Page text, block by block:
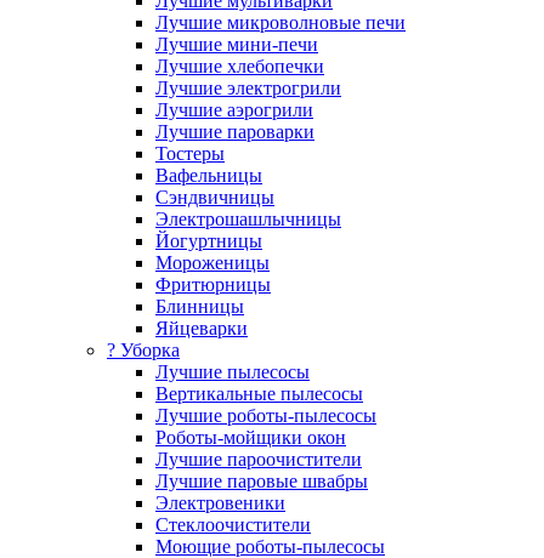
Лучшие микроволновые печи
Лучшие мини-печи
Лучшие хлебопечки
Лучшие электрогрили
Лучшие аэрогрили
Лучшие пароварки
Тостеры
Вафельницы
Сэндвичницы
Электрошашлычницы
Йогуртницы
Мороженицы
Фритюрницы
Блинницы
Яйцеварки
? Уборка
Лучшие пылесосы
Вертикальные пылесосы
Лучшие роботы-пылесосы
Роботы-мойщики окон
Лучшие пароочистители
Лучшие паровые швабры
Электровеники
Стеклоочистители
Моющие роботы-пылесосы